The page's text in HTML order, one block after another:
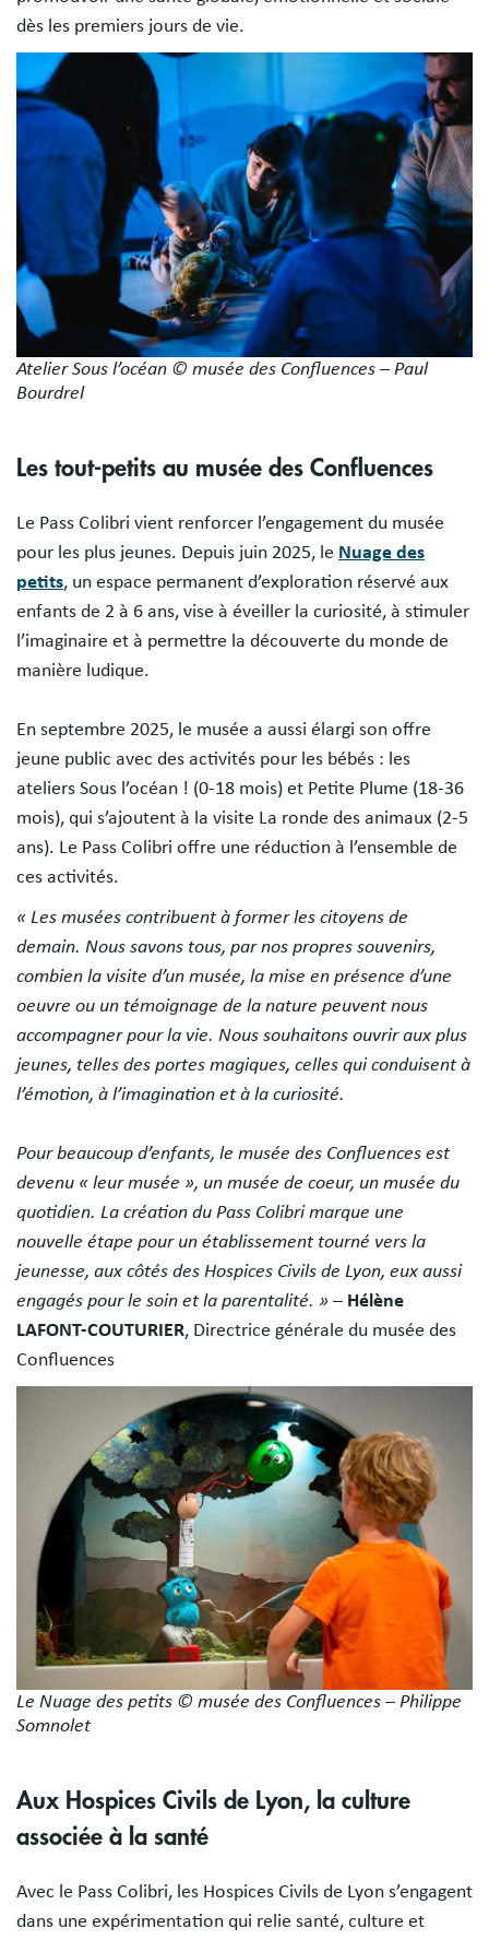
dès les premiers jours de vie.
Image
Atelier Sous l’océan © musée des Confluences – Paul
Bourdrel
Les tout-petits au musée des Confluences
Le Pass Colibri vient renforcer l’engagement du musée
pour les plus jeunes. Depuis juin 2025, le Nuage des
petits, un espace permanent d’exploration réservé aux
enfants de 2 à 6 ans, vise à éveiller la curiosité, à stimuler
l’imaginaire et à permettre la découverte du monde de
manière ludique.
En septembre 2025, le musée a aussi élargi son offre
jeune public avec des activités pour les bébés : les
ateliers Sous l’océan ! (0-18 mois) et Petite Plume (18-36
mois), qui s’ajoutent à la visite La ronde des animaux (2-5
ans). Le Pass Colibri offre une réduction à l’ensemble de
ces activités.
« Les musées contribuent à former les citoyens de
demain. Nous savons tous, par nos propres souvenirs,
combien la visite d’un musée, la mise en présence d’une
oeuvre ou un témoignage de la nature peuvent nous
accompagner pour la vie. Nous souhaitons ouvrir aux plus
jeunes, telles des portes magiques, celles qui conduisent à
l’émotion, à l’imagination et à la curiosité.
Pour beaucoup d’enfants, le musée des Confluences est
devenu « leur musée », un musée de coeur, un musée du
quotidien. La création du Pass Colibri marque une
nouvelle étape pour un établissement tourné vers la
jeunesse, aux côtés des Hospices Civils de Lyon, eux aussi
engagés pour le soin et la parentalité. » – Hélène
LAFONT-COUTURIER, Directrice générale du musée des
Confluences
Le Nuage des petits © musée des Confluences – Philippe
Somnolet
Aux Hospices Civils de Lyon, la culture
associée à la santé
Avec le Pass Colibri, les Hospices Civils de Lyon s’engagent
dans une expérimentation qui relie santé, culture et